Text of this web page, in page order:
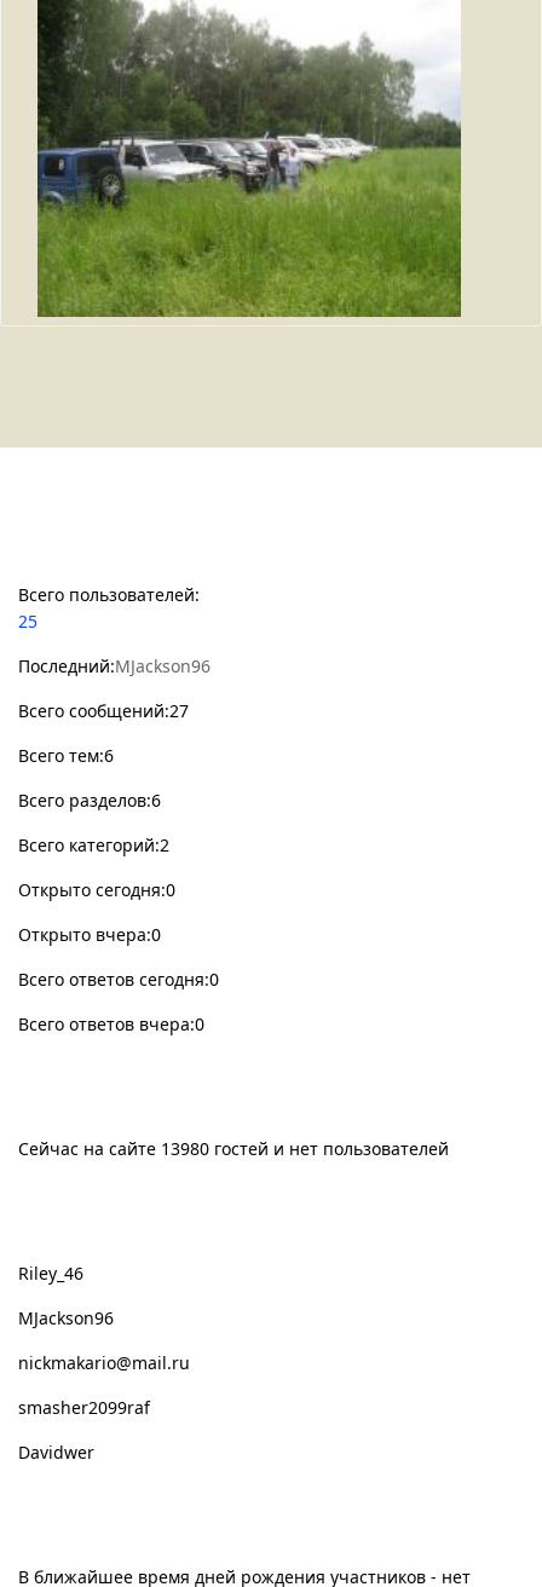
Всего пользователей:
25
Последний:MJackson96
Всего сообщений:27
Всего тем:6
Всего разделов:6
Всего категорий:2
Открыто сегодня:0
Открыто вчера:0
Всего ответов сегодня:0
Всего ответов вчера:0
Сейчас на сайте 13980 гостей и нет пользователей
Riley_46
MJackson96
nickmakario@mail.ru
smasher2099raf
Davidwer
В ближайшее время дней рождения участников - нет